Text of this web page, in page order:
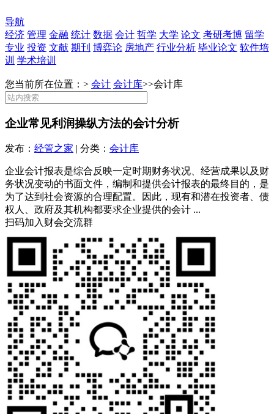
导航
经济 管理 金融 统计 数据 会计 哲学 大学 论文 考研考博 留学
专业 投资 文献 期刊 博弈论 房地产 行业分析 毕业论文 软件培
训 学术培训
您当前所在位置：> 会计 会计库>>会计库
企业常见利润操纵方法的会计分析
发布： 经管之家 | 分类： 会计库
企业会计报表是综合反映一定时期财务状况、经营成果以及财
务状况变动的书面文件，编制和提供会计报表的最终目的，是
为了达到社会资源的合理配置。因此，现有和潜在投资者、债
权人、政府及其机构都要求企业提供的会计 ...
扫码加入财会交流群